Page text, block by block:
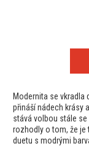
Modernita se vkradla
přináší nádech krásy
stává volbou stále
rozhodly o tom, že je
duetu s modrými